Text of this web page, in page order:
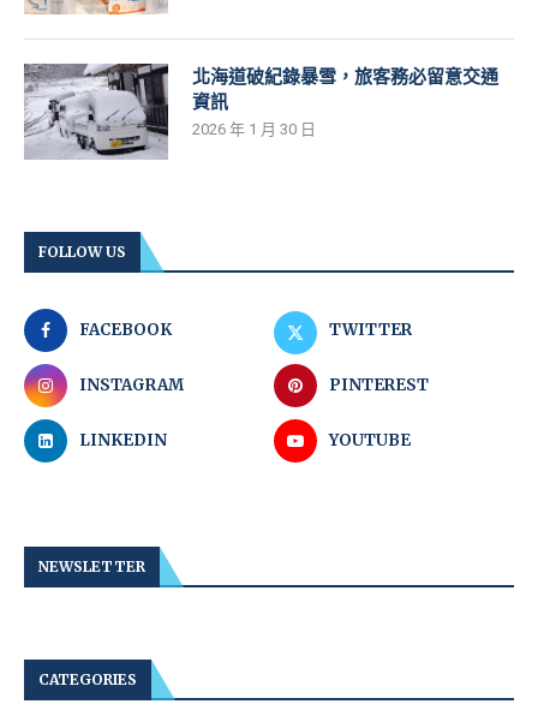
北海道破紀錄暴雪，旅客務必留意交通
資訊
2026 年 1 月 30 日
FOLLOW US
FACEBOOK TWITTER
INSTAGRAM PINTEREST
LINKEDIN YOUTUBE
NEWSLETTER
CATEGORIES